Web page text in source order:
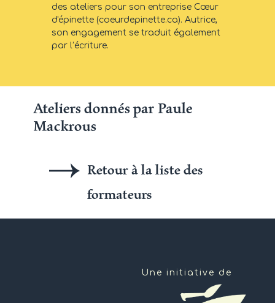
des ateliers pour son entreprise Cœur
d'épinette (coeurdepinette.ca). Autrice,
son engagement se traduit également
par l’écriture.
Ateliers donnés par Paule
Mackrous
Retour à la liste des
formateurs
Une initiative de